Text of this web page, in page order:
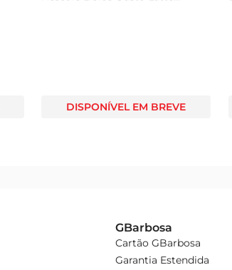
DISPONÍVEL EM BREVE
GBarbosa
Cartão GBarbosa
Garantia Estendida